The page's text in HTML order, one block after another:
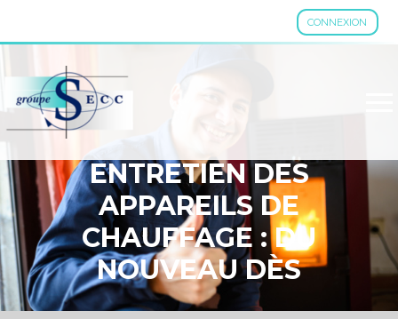
CONNEXION
Aller
ENTRETIEN DES
APPAREILS DE
CHAUFFAGE : DU
NOUVEAU DÈS
L’AUTOMNE 2023